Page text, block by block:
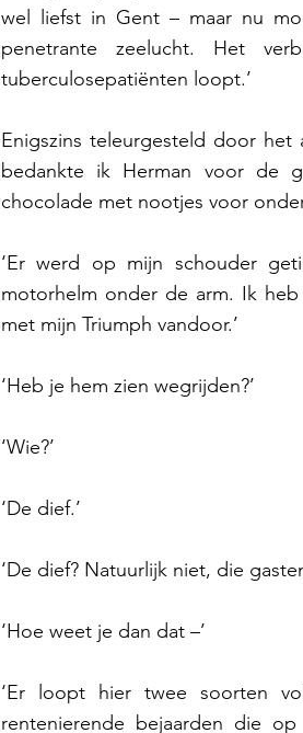
wel liefst in Gent – maar nu
penetrante zeelucht. Het
tuberculosepatiënten loopt.’
Enigszins teleurgesteld door
bedankte ik Herman voor de
chocolade met nootjes voor
‘Er werd op mijn schouder
motorhelm onder de arm. Ik
met mijn Triumph vandoor.’
‘Heb je hem zien wegrijden?’
‘Wie?’
‘De dief.’
‘De dief? Natuurlijk niet, die
‘Hoe weet je dan dat –’
‘Er loopt hier twee soorten
rentenierende bejaarden die